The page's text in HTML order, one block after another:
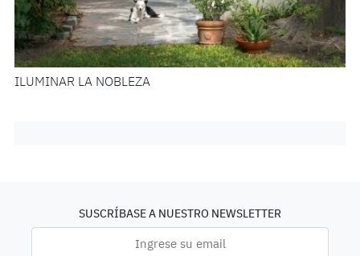
ILUMINAR LA NOBLEZA
SUSCRÍBASE A NUESTRO NEWSLETTER